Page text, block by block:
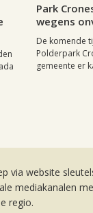
Park
wegens
De komende
Polderpark
gemeente er
via website
mediakanalen
regio.